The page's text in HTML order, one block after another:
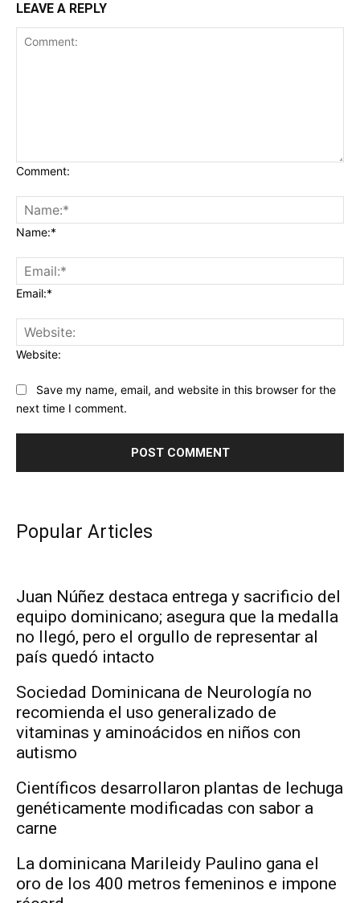
LEAVE A REPLY
Comment:
Name:*
Email:*
Website:
Save my name, email, and website in this browser for the
next time I comment.
Popular Articles
Juan Núñez destaca entrega y sacrificio del
equipo dominicano; asegura que la medalla
no llegó, pero el orgullo de representar al
país quedó intacto
Sociedad Dominicana de Neurología no
recomienda el uso generalizado de
vitaminas y aminoácidos en niños con
autismo
Científicos desarrollaron plantas de lechuga
genéticamente modificadas con sabor a
carne
La dominicana Marileidy Paulino gana el
oro de los 400 metros femeninos e impone